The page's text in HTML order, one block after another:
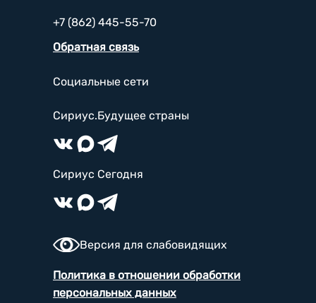
+7 (862) 445-55-70
Обратная связь
Социальные сети
Сириус.Будущее страны
Сириус Сегодня
Версия для слабовидящих
Политика в отношении обработки
персональных данных